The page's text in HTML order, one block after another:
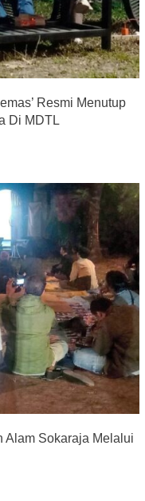
Resmi Menutup
Di MDTL
Alam Sokaraja Melalui